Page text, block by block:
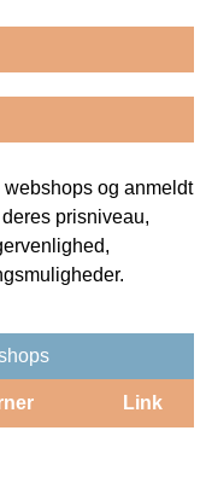
og anmeldt
prisniveau,
Link